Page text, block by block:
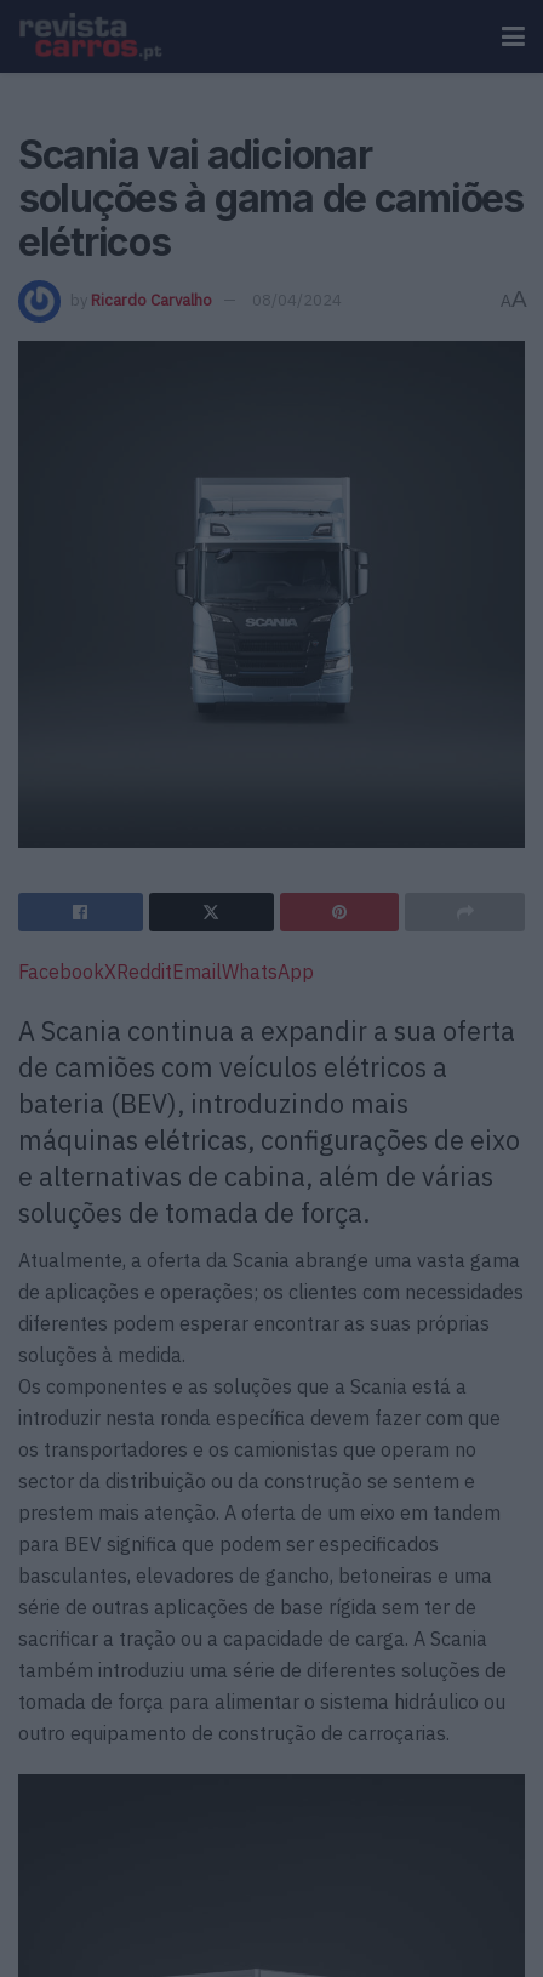
Scania vai adicionar
soluções à gama de camiões
elétricos
by Ricardo Carvalho 08/04/2024 AA
FacebookXRedditEmailWhatsApp
A Scania continua a expandir a sua oferta
de camiões com veículos elétricos a
bateria (BEV), introduzindo mais
máquinas elétricas, configurações de eixo
e alternativas de cabina, além de várias
soluções de tomada de força.
Atualmente, a oferta da Scania abrange uma vasta gama
de aplicações e operações; os clientes com necessidades
diferentes podem esperar encontrar as suas próprias
soluções à medida.
Os componentes e as soluções que a Scania está a
introduzir nesta ronda específica devem fazer com que
os transportadores e os camionistas que operam no
sector da distribuição ou da construção se sentem e
prestem mais atenção. A oferta de um eixo em tandem
para BEV significa que podem ser especificados
basculantes, elevadores de gancho, betoneiras e uma
série de outras aplicações de base rígida sem ter de
sacrificar a tração ou a capacidade de carga. A Scania
também introduziu uma série de diferentes soluções de
tomada de força para alimentar o sistema hidráulico ou
outro equipamento de construção de carroçarias.